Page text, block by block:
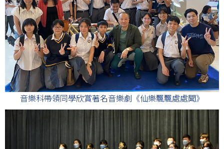
音樂科帶領同學欣賞著名音樂劇《仙樂飄飄處處聞》